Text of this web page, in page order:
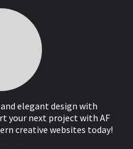
elegant design with
your next project with AF
creative websites today!